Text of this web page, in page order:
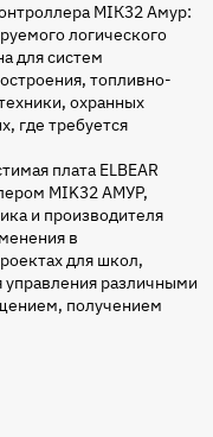
МIК32 Амур:
логического
для систем
топливно-
охранных
где требуется
плата ELBEAR
MIK32 АМУР,
и производителя
в
для школ,
управления различными
получением